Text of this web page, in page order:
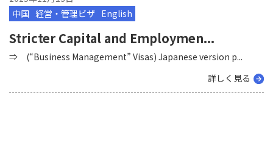
中国 経営・管理ビザ English
Stricter Capital and Employmen...
⇒ (“Business Management” Visas) Japanese version p...
詳しく見る